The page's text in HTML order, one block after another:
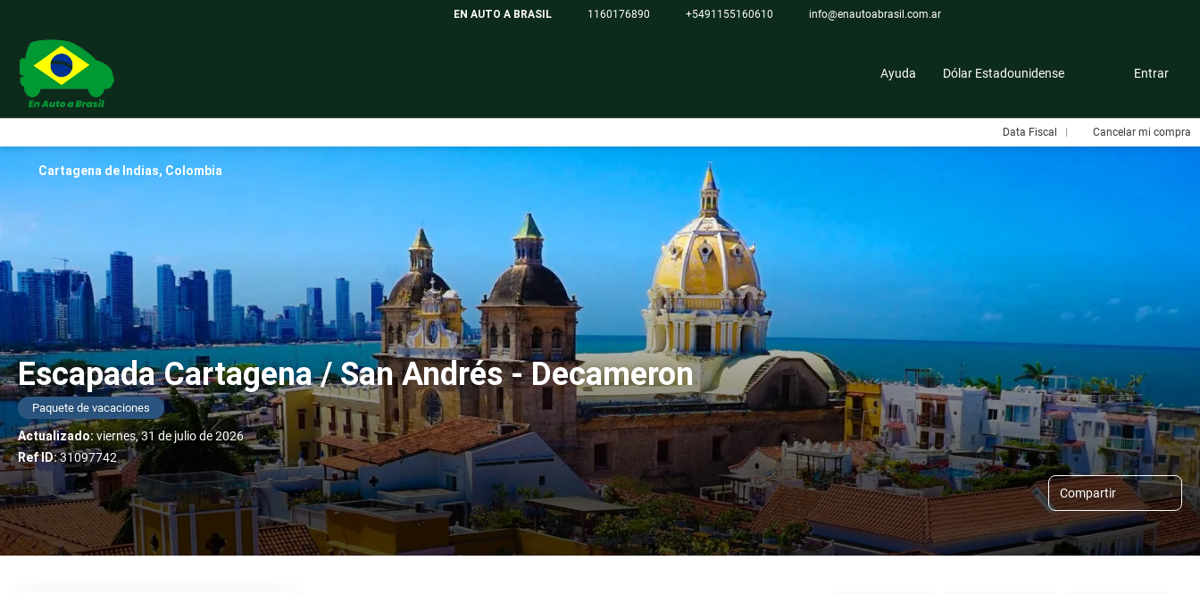
EN AUTO A BRASIL 1160176890 +5491155160610 info@enautoabrasil.com.ar
Ayuda Dólar Estadounidense Entrar
Data Fiscal Cancelar mi compra
Escapada Cartagena / San Andrés - Decameron
Paquete de vacaciones
Actualizado: viernes, 31 de julio de 2026
Ref ID:31097742
Compartir
Cartagena de Indias, Colombia